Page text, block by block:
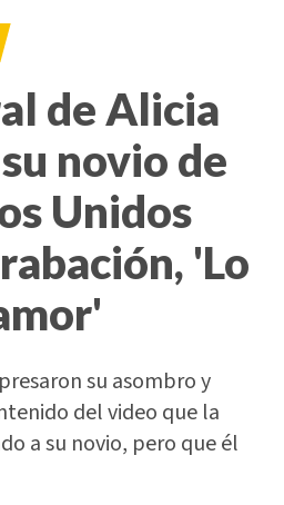
de Alicia
novio de
Unidos
'Lo
su asombro y
del video que la
a su novio, pero que él